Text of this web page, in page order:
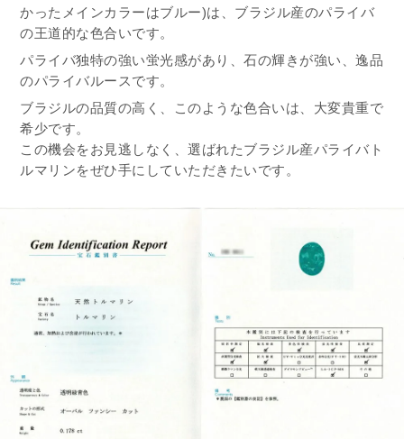
かったメインカラーはブルー)は、ブラジル産のパライバ
の王道的な色合いです。
パライバ独特の強い蛍光感があり、石の輝きが強い、逸品
のパライバルースです。
ブラジルの品質の高く、このような色合いは、大変貴重で
希少です。
この機会をお見逃しなく、選ばれたブラジル産パライバト
ルマリンをぜひ手にしていただきたいです。